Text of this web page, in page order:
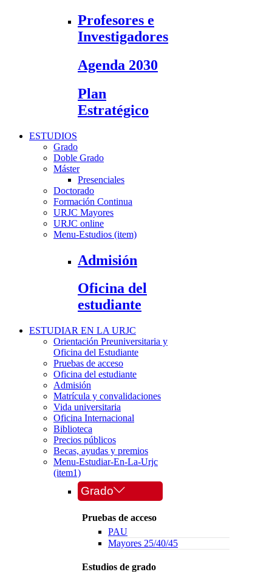
Profesores e
Investigadores
Agenda 2030
Plan
Estratégico
ESTUDIOS
Grado
Doble Grado
Máster
Presenciales
Doctorado
Formación Continua
URJC Mayores
URJC online
Menu-Estudios (item)
Admisión
Oficina del
estudiante
ESTUDIAR EN LA URJC
Orientación Preuniversitaria y
Oficina del Estudiante
Pruebas de acceso
Oficina del estudiante
Admisión
Matrícula y convalidaciones
Vida universitaria
Oficina Internacional
Biblioteca
Precios públicos
Becas, ayudas y premios
Menu-Estudiar-En-La-Urjc
(item1)
Grado
Pruebas de acceso
PAU
Mayores 25/40/45
Estudios de grado